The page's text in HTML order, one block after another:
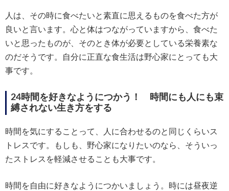
人は、その時に食べたいと素直に思えるものを食べた方が
良いと言います。心と体はつながっていますから、食べた
いと思ったものが、そのとき体が必要としている栄養素な
のだそうです。自分に正直な食生活は野心家にとっても大
事です。
24時間を好きなようにつかう！ 時間にも人にも束
縛されない生き方をする
時間を気にすることって、人に合わせるのと同じくらいス
トレスです。もしも、野心家になりたいのなら、そういっ
たストレスを軽減させることも大事です。
時間を自由に好きなようにつかいましょう。時には昼夜逆